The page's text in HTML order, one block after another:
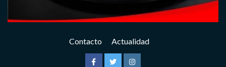
Contacto Actualidad